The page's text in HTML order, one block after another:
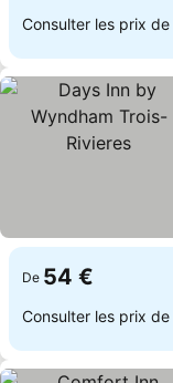
Consulter les prix de
De 54 €
Consulter les prix de